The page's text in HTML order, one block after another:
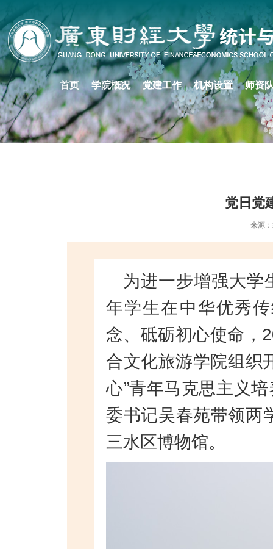
首页 学院概况 党建工作 机构设置 师资
党日党
来源
为进一步增强大学
年学生在中华优秀
念、砥砺初心使命，
合文化旅游学院组织
心”青年马克思主义
委书记吴春苑带领两
三水区博物馆。